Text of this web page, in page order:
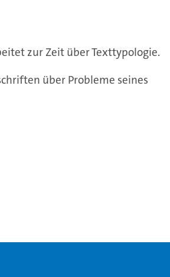
zur Zeit über Texttypologie.
über Probleme seines